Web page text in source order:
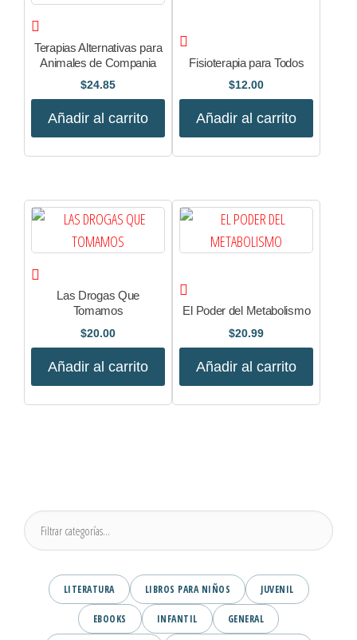
Terapias Alternativas para
Animales de Compania
$24.85
Añadir al carrito
Fisioterapia para Todos
$12.00
Añadir al carrito
Las Drogas Que
Tomamos
$20.00
Añadir al carrito
El Poder del Metabolismo
$20.99
Añadir al carrito
LITERATURA LIBROS PARA NIÑOS JUVENIL
EBOOKS INFANTIL GENERAL